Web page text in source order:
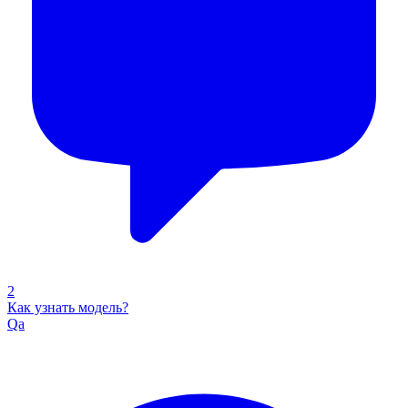
2
Как узнать модель?
Qa